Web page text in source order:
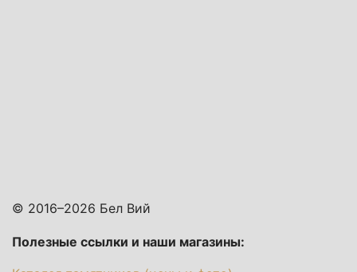
© 2016–2026 Бел Вий
Полезные ссылки и наши магазины: